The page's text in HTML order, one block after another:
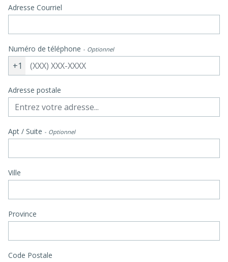
Adresse Courriel
Numéro de téléphone Optionnel
+1
Adresse postale
Apt / Suite Optionnel
Ville
Province
Code Postale